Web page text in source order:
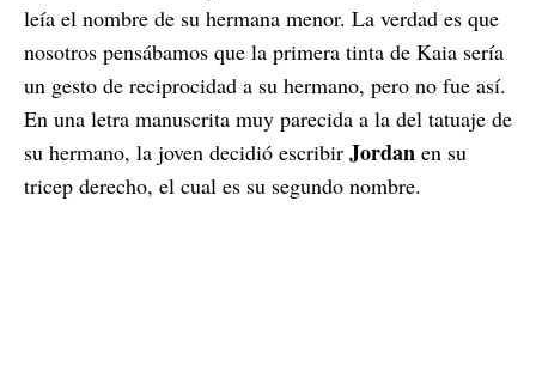
leía el nombre de su hermana menor. La verdad es que
nosotros pensábamos que la primera tinta de Kaia sería
un gesto de reciprocidad a su hermano, pero no fue así.
En una letra manuscrita muy parecida a la del tatuaje de
su hermano, la joven decidió escribir Jordan en su
tricep derecho, el cual es su segundo nombre.